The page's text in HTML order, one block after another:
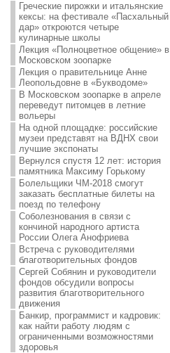
Греческие пирожки и итальянские
кексы: на фестивале «Пасхальный
дар» откроются четыре
кулинарные школы
Лекция «Полноцветное общение» в
Московском зоопарке
Лекция о правительнице Анне
Леопольдовне в «Букводоме»
В Московском зоопарке в апреле
переведут питомцев в летние
вольеры
На одной площадке: российские
музеи представят на ВДНХ свои
лучшие экспонаты
Вернулся спустя 12 лет: история
памятника Максиму Горькому
Болельщики ЧМ-2018 смогут
заказать бесплатные билеты на
поезд по телефону
Соболезнования в связи с
кончиной народного артиста
России Олега Анофриева
Встреча с руководителями
благотворительных фондов
Сергей Собянин и руководители
фондов обсудили вопросы
развития благотворительного
движения
Банкир, программист и кадровик:
как найти работу людям с
ограниченными возможностями
здоровья